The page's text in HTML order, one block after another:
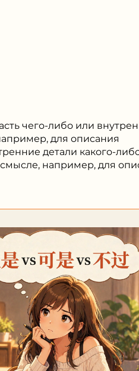
чего-либо или
для описания
детали какого-
например, для